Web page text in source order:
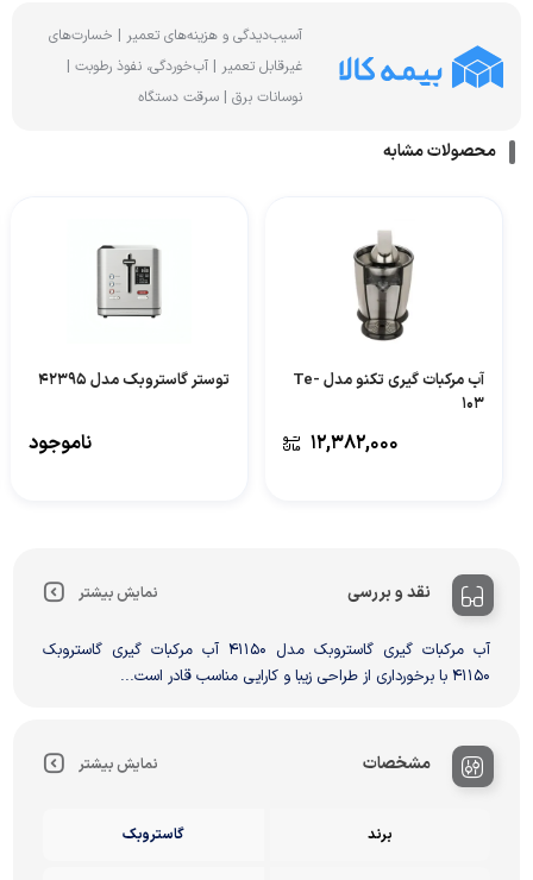
آسیب‌دیدگی و هزینه‌های تعمیر | خسارت‌های
غیرقابل تعمیر | آب‌خوردگی، نفوذ رطوبت |
نوسانات برق | سرقت دستگاه
محصولات مشابه
آب مرکبات گیری تکنو مدل Te-
103
۱۲,۳۸۲,۰۰۰
توستر گاستروبک مدل 42395
ناموجود
نقد و بررسی نمایش بیشتر
آب مرکبات گیری گاستروبک مدل 41150 آب مرکبات گیری گاستروبک
41150 با برخورداری از طراحی زیبا و کارایی مناسب قادر است...
مشخصات نمایش بیشتر
برند گاستروبک